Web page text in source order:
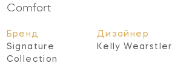
Comfort
Бренд
Signature
Collection
Дизайнер
Kelly Wearstler